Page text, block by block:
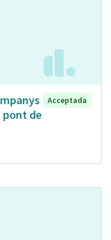
pont de
Acceptada